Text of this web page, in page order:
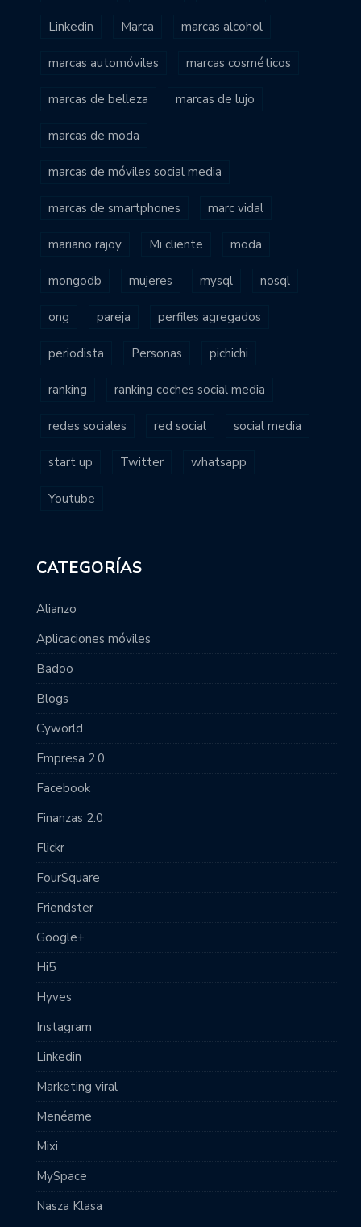
Linkedin Marca marcas alcohol
marcas automóviles marcas cosméticos
marcas de belleza marcas de lujo
marcas de moda
marcas de móviles social media
marcas de smartphones marc vidal
mariano rajoy Mi cliente moda
mongodb mujeres mysql nosql
ong pareja perfiles agregados
periodista Personas pichichi
ranking ranking coches social media
redes sociales red social social media
start up Twitter whatsapp
Youtube
CATEGORÍAS
Alianzo
Aplicaciones móviles
Badoo
Blogs
Cyworld
Empresa 2.0
Facebook
Finanzas 2.0
Flickr
FourSquare
Friendster
Google+
Hi5
Hyves
Instagram
Linkedin
Marketing viral
Menéame
Mixi
MySpace
Nasza Klasa